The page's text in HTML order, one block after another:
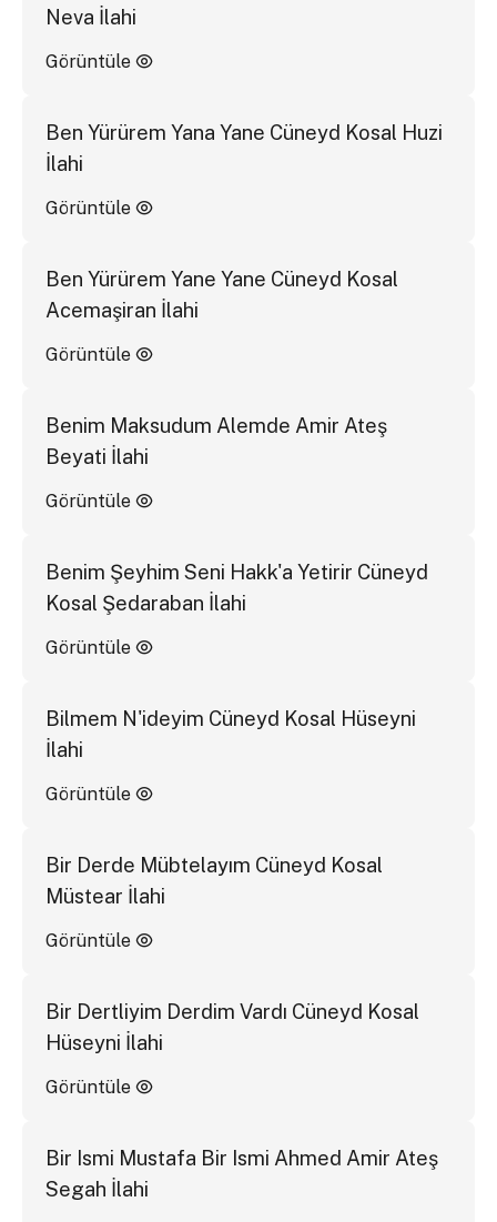
Neva İlahi
Görüntüle
Ben Yürürem Yana Yane Cüneyd Kosal Huzi
İlahi
Görüntüle
Ben Yürürem Yane Yane Cüneyd Kosal
Acemaşiran İlahi
Görüntüle
Benim Maksudum Alemde Amir Ateş
Beyati İlahi
Görüntüle
Benim Şeyhim Seni Hakk'a Yetirir Cüneyd
Kosal Şedaraban İlahi
Görüntüle
Bilmem N'ideyim Cüneyd Kosal Hüseyni
İlahi
Görüntüle
Bir Derde Mübtelayım Cüneyd Kosal
Müstear İlahi
Görüntüle
Bir Dertliyim Derdim Vardı Cüneyd Kosal
Hüseyni İlahi
Görüntüle
Bir Ismi Mustafa Bir Ismi Ahmed Amir Ateş
Segah İlahi